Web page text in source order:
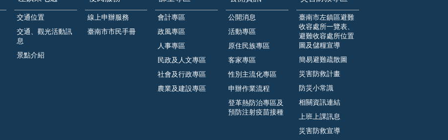
交通位置
交通、觀光活動訊
息
景點介紹
線上申辦服務
臺南市市民手冊
會計專區
政風專區
人事專區
民政及人文專區
社會及行政專區
農業及建設專區
公開消息
活動專區
原住民族專區
客家專區
性別主流化專區
申辦作業流程
登革熱防治專區及
預防注射疫苗接種
臺南市左鎮區避難
收容處所一覽表、
避難收容處所位置
圖及儲糧宣導
簡易避難疏散圖
災害防救計畫
防災小常識
相關資訊連結
上班上課訊息
災害防救宣導